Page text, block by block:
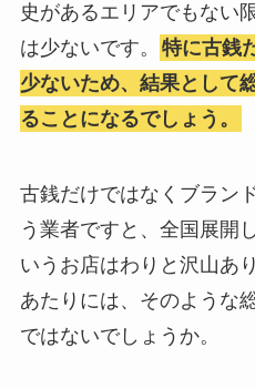
史があるエリアでもない
は少ないです。
特に古銭
少ないため、結果として
ることになるでしょう。
古銭だけではなくブラン
う業者ですと、全国展開
いうお店はわりと沢山あ
あたりには、そのような
ではないでしょうか。